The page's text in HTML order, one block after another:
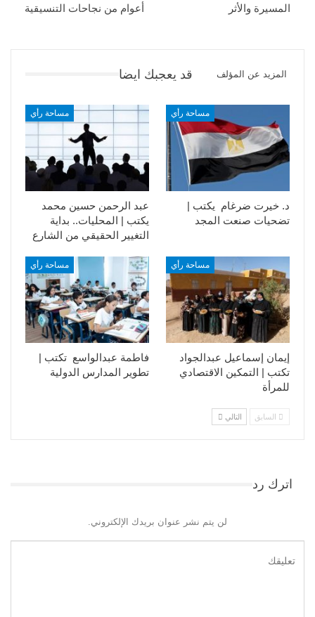
أعوام من نجاحات التنسيقية
المسيرة والأثر
قد يعجبك ايضا المزيد عن المؤلف
مساحة رأي
عبد الرحمن حسين محمد
يكتب | المحليات.. بداية
التغيير الحقيقي من الشارع
مساحة رأي
د. خيرت ضرغام يكتب |
تضحيات صنعت المجد
مساحة رأي
فاطمة عبدالواسع تكتب |
تطوير المدارس الدولية
مساحة رأي
إيمان إسماعيل عبدالجواد
تكتب | التمكين الاقتصادي
للمرأة
السابق التالي
اترك رد
لن يتم نشر عنوان بريدك الإلكتروني.